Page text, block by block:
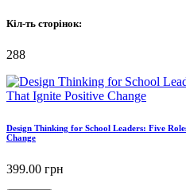
Кіл-ть сторінок:
288
Design Thinking for School Leaders: Five
Change
399.00 грн